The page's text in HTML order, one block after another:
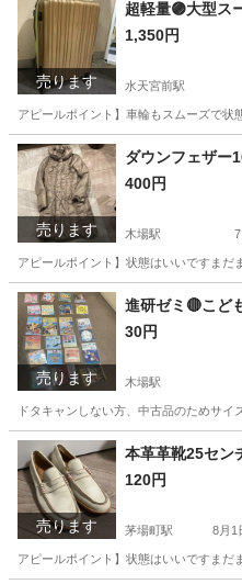
売ります
超軽量🟣大型ス
1,350円
水天宮前駅
アピールポイント】車輪もスムーズで
東京 中央区 水天宮前駅
売ります
ダウンフェザー
400円
木場駅
アピールポイント】状態はいいですま
東京 江東区 木場駅 生活雑貨
売ります
進研ゼミ🔴こど
30円
木場駅
ドタキャンしない方、中古品のためサ
東京 江東区 木場駅 生活雑
売ります
本革革靴25セン
120円
茅場町駅 8月1
アピールポイント】状態はいいですま